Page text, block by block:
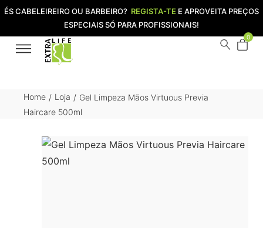
ÉS CABELEIREIRO OU BARBEIRO? REGISTA-TE E APROVEITA PREÇOS
ESPECIAIS SÓ PARA PROFISSIONAIS!
0
Home / Loja / Gel Limpeza Mãos Virtuous Previa
Haircare 500ml